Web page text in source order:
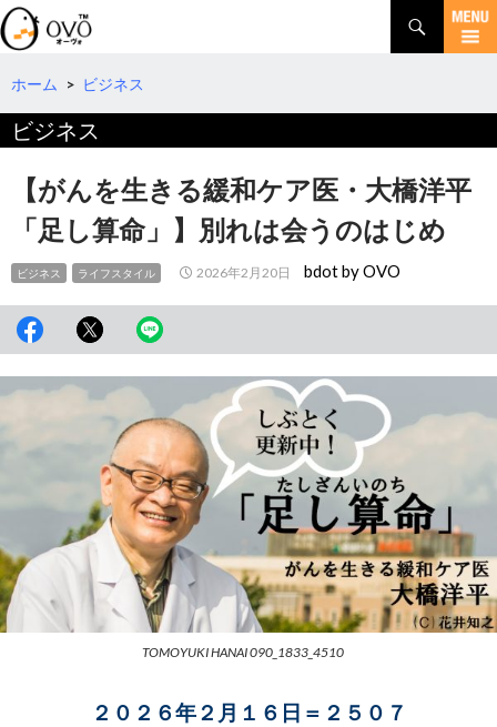
検
索
コ
テ
へ
ホーム > ビジネス
ビジネス
【がんを生きる緩和ケア医・大橋洋平
「足し算命」】別れは会うのはじめ
ビジネス ライフスタイル 2026年2月20日 bdot by OVO
TOMOYUKI HANAI 090_1833_4510
２０２６年２月１６日＝２５０７